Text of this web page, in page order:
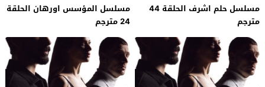
مسلسل حلم اشرف الحلقة 44
مترجم
مسلسل المؤسس اورهان الحلقة
24 مترجم